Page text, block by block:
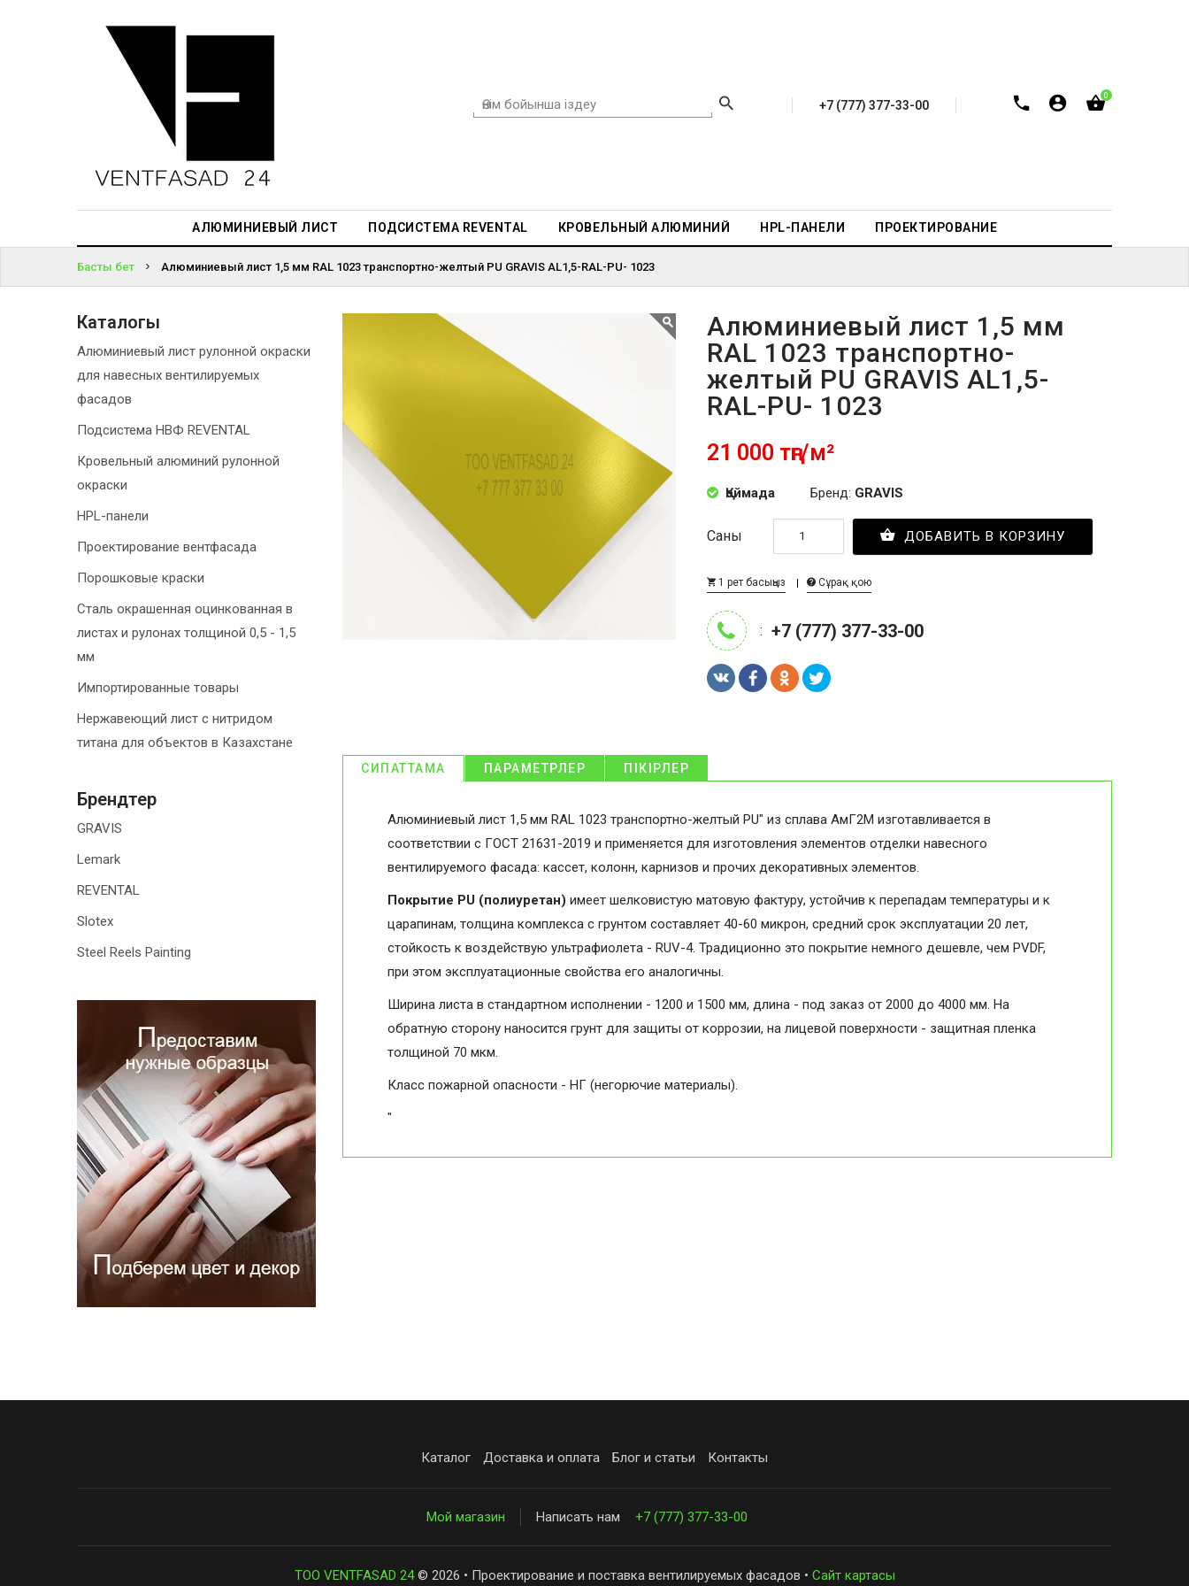
+7 (777) 377-33-00
0
АЛЮМИНИЕВЫЙ ЛИСТ ПОДСИСТЕМА REVENTAL КРОВЕЛЬНЫЙ АЛЮМИНИЙ HPL-ПАНЕЛИ ПРОЕКТИРОВАНИЕ
АЛЮМИНИЕВЫЙ
ПРОЕКТИРОВАНИЕ
КІРІҢІЗ
ПАРОЛЬДІ
БА?
Басты бет Алюминиевый лист 1,5 мм RAL 1023 транспортно-желтый PU GRAVIS AL1,5-RAL-PU- 1023
Алюминиевый лист 1,5 мм
RAL 1023 транспортно-
желтый PU GRAVIS AL1,5-
RAL-PU- 1023
21 000 тңг/м²
Қоймада Бренд: GRAVIS
Саны ДОБАВИТЬ В КОРЗИНУ
1 рет басыңыз Сұрақ қою
: +7 (777) 377-33-00
СИПАТТАМА ПАРАМЕТРЛЕР ПІКІРЛЕР
Алюминиевый лист 1,5 мм RAL 1023 транспортно-желтый PU" из сплава АмГ2М изготавливается в
соответствии с ГОСТ 21631-2019 и применяется для изготовления элементов отделки навесного
вентилируемого фасада: кассет, колонн, карнизов и прочих декоративных элементов.
Покрытие PU (полиуретан) имеет шелковистую матовую фактуру, устойчив к перепадам температуры и к
царапинам, толщина комплекса с грунтом составляет 40-60 микрон, средний срок эксплуатации 20 лет,
стойкость к воздействую ультрафиолета - RUV-4. Традиционно это покрытие немного дешевле, чем PVDF,
при этом эксплуатационные свойства его аналогичны.
Ширина листа в стандартном исполнении - 1200 и 1500 мм, длина - под заказ от 2000 до 4000 мм. На
обратную сторону наносится грунт для защиты от коррозии, на лицевой поверхности - защитная пленка
толщиной 70 мкм.
Класс пожарной опасности - НГ (негорючие материалы).
"
Каталогы
Алюминиевый лист рулонной окраски
для навесных вентилируемых
фасадов
Подсистема НВФ REVENTAL
Кровельный алюминий рулонной
окраски
HPL-панели
Проектирование вентфасада
Порошковые краски
Сталь окрашенная оцинкованная в
листах и рулонах толщиной 0,5 - 1,5
мм
Импортированные товары
Нержавеющий лист с нитридом
титана для объектов в Казахстане
Брендтер
GRAVIS
Lemark
REVENTAL
Slotex
Steel Reels Painting
Каталог Доставка и оплата Блог и статьи Контакты
Мой магазин Написать нам +7 (777) 377-33-00
ТОО VENTFASAD 24© 2026 • Проектирование и поставка вентилируемых фасадов • Сайт картасы